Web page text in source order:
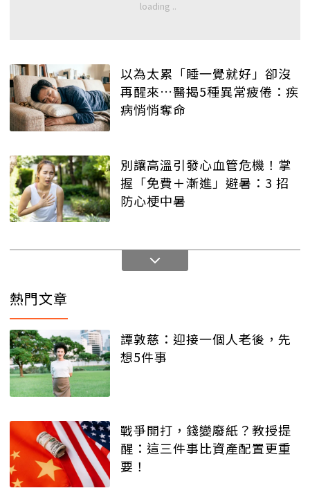
以為太累「睡一覺就好」卻沒
再醒來…醫揭5種異常疲倦：疾
病悄悄奪命
別讓高溫引發心血管危機！掌
握「免費＋漸進」避暑：3 招
防心梗中暑
熱門文章
譚敦慈：迎接一個人老後，先
想5件事
戰爭開打，錢變廢紙？教授提
醒：這三件事比資產配置更重
要！